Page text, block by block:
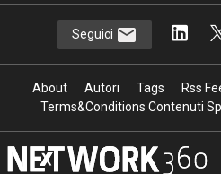
Seguici
About Autori Tags Rss
Terms&Conditions Contenuti